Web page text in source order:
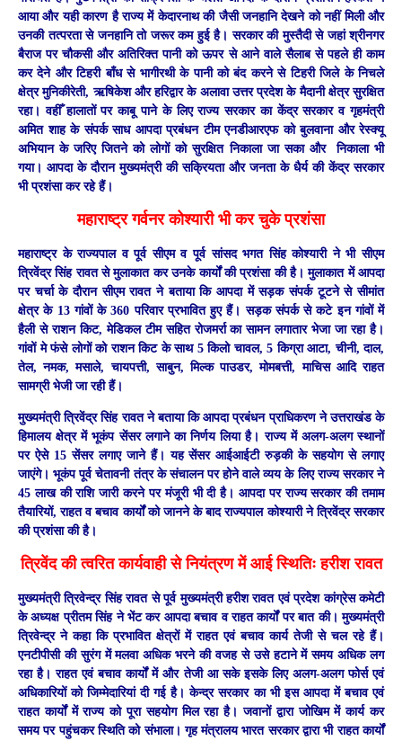
आया और यही कारण है राज्य में केदारनाथ की जैसी जनहानि देखने को नहीं मिली और
उनकी तत्परता से जनहानि तो जरूर कम हुई है। सरकार की मुस्तैदी से जहां श्रीनगर
बैराज पर चौकसी और अतिरिक्त पानी को ऊपर से आने वाले सैलाब से पहले ही काम
कर देने और टिहरी बाँध से भागीरथी के पानी को बंद करने से टिहरी जिले के निचले
क्षेत्र मुनिकीरेती, ऋषिकेश और हरिद्वार के अलावा उत्तर प्रदेश के मैदानी क्षेत्र सुरक्षित
रहा। वहीँ हालातों पर काबू पाने के लिए राज्य सरकार का केंद्र सरकार व गृहमंत्री
अमित शाह के संपर्क साध आपदा प्रबंधन टीम एनडीआरएफ को बुलवाना और रेस्क्यू
अभियान के जरिए जितने को लोगों को सुरक्षित निकाला जा सका और निकाला भी
गया। आपदा के दौरान मुख्यमंत्री की सक्रियता और जनता के धैर्य की केंद्र सरकार
भी प्रशंसा कर रहे हैं।
महाराष्ट्र गर्वनर कोश्यारी भी कर चुके प्रशंसा
महाराष्ट्र के राज्यपाल व पूर्व सीएम व पूर्व सांसद भगत सिंह कोश्यारी ने भी सीएम
त्रिवेंद्र सिंह रावत से मुलाकात कर उनके कार्यों की प्रशंसा की है। मुलाकात में आपदा
पर चर्चा के दौरान सीएम रावत ने बताया कि आपदा में सड़क संपर्क टूटने से सीमांत
क्षेत्र के 13 गांवों के 360 परिवार प्रभावित हुए हैं। सड़क संपर्क से कटे इन गांवों में
हैली से राशन किट, मेडिकल टीम सहित रोजमर्रा का सामन लगातार भेजा जा रहा है।
गांवों मे फंसे लोगों को राशन किट के साथ 5 किलो चावल, 5 किग्रा आटा, चीनी, दाल,
तेल, नमक, मसाले, चायपत्ती, साबुन, मिल्क पाउडर, मोमबत्ती, माचिस आदि राहत
सामग्री भेजी जा रही हैं।
मुख्यमंत्री त्रिवेंद्र सिंह रावत ने बताया कि आपदा प्रबंधन प्राधिकरण ने उत्तराखंड के
हिमालय क्षेत्र में भूकंप सेंसर लगाने का निर्णय लिया है। राज्य में अलग-अलग स्थानों
पर ऐसे 15 सेंसर लगाए जाने हैं। यह सेंसर आईआईटी रुड़की के सहयोग से लगाए
जाएंगे। भूकंप पूर्व चेतावनी तंत्र के संचालन पर होने वाले व्यय के लिए राज्य सरकार ने
45 लाख की राशि जारी करने पर मंजूरी भी दी है। आपदा पर राज्य सरकार की तमाम
तैयारियों, राहत व बचाव कार्यों को जानने के बाद राज्यपाल कोश्यारी ने त्रिवेंद्र सरकार
की प्रशंसा की है।
त्रिवेंद की त्वरित कार्यवाही से नियंत्रण में आई स्थितिः हरीश रावत
मुख्यमंत्री त्रिवेन्द्र सिंह रावत से पूर्व मुख्यमंत्री हरीश रावत एवं प्रदेश कांग्रेस कमेटी
के अध्यक्ष प्रीतम सिंह ने भेंट कर आपदा बचाव व राहत कार्यों पर बात की। मुख्यमंत्री
त्रिवेन्द्र ने कहा कि प्रभावित क्षेत्रों में राहत एवं बचाव कार्य तेजी से चल रहे हैं।
एनटीपीसी की सुरंग में मलवा अधिक भरने की वजह से उसे हटाने में समय अधिक लग
रहा है। राहत एवं बचाव कार्यों में और तेजी आ सके इसके लिए अलग-अलग फोर्स एवं
अधिकारियों को जिम्मेदारियां दी गई है। केन्द्र सरकार का भी इस आपदा में बचाव एवं
राहत कार्यों में राज्य को पूरा सहयोग मिल रहा है। जवानों द्वारा जोखिम में कार्य कर
समय पर पहुंचकर स्थिति को संभाला। गृह मंत्रालय भारत सरकार द्वारा भी राहत कार्यों